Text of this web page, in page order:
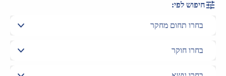
חיפוש לפי: